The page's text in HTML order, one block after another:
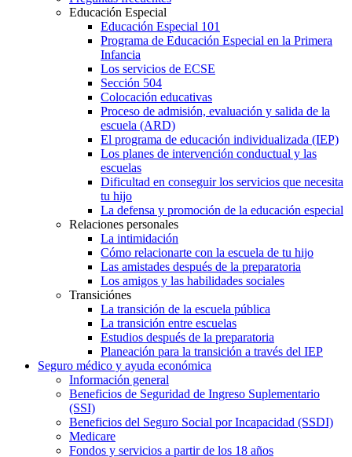
Educación Especial
Educación Especial 101
Programa de Educación Especial en la Primera
Infancia
Los servicios de ECSE
Sección 504
Colocación educativas
Proceso de admisión, evaluación y salida de la
escuela (ARD)
El programa de educación individualizada (IEP)
Los planes de intervención conductual y las
escuelas
Dificultad en conseguir los servicios que necesita
tu hijo
La defensa y promoción de la educación especial
Relaciones personales
La intimidación
Cómo relacionarte con la escuela de tu hijo
Las amistades después de la preparatoria
Los amigos y las habilidades sociales
Transiciónes
La transición de la escuela pública
La transición entre escuelas
Estudios después de la preparatoria
Planeación para la transición a través del IEP
Seguro médico y ayuda económica
Información general
Beneficios de Seguridad de Ingreso Suplementario
(SSI)
Beneficios del Seguro Social por Incapacidad (SSDI)
Medicare
Fondos y servicios a partir de los 18 años